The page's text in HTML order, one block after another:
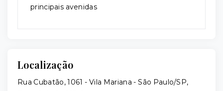
principais avenidas
Localização
Rua Cubatão, 1061 - Vila Mariana - São Paulo/SP,